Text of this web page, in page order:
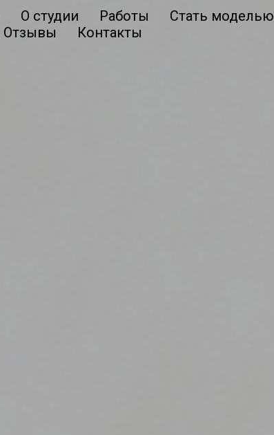
О студии Работы
Стать моделью
Отзывы
Контакты